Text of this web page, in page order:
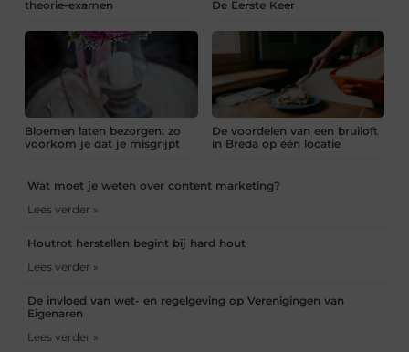
theorie-examen
De Eerste Keer
Bloemen laten bezorgen: zo
voorkom je dat je misgrijpt
De voordelen van een bruiloft
in Breda op één locatie
Wat moet je weten over content marketing?
Lees verder »
Houtrot herstellen begint bij hard hout
Lees verder »
De invloed van wet- en regelgeving op Verenigingen van
Eigenaren
Lees verder »